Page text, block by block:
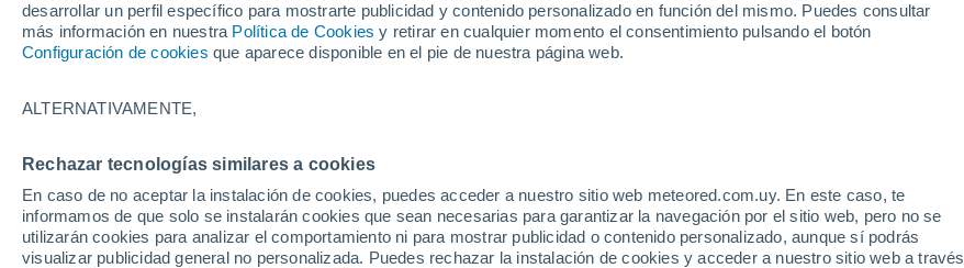
desarrollar un perfil específico para mostrarte publicidad y contenido personalizado en función del mismo. Puedes consultar
más información en nuestra Política de Cookies y retirar en cualquier momento el consentimiento pulsando el botón
Configuración de cookies que aparece disponible en el pie de nuestra página web.
ALTERNATIVAMENTE,
Rechazar tecnologías similares a cookies
En caso de no aceptar la instalación de cookies, puedes acceder a nuestro sitio web meteored.com.uy. En este caso, te
informamos de que solo se instalarán cookies que sean necesarias para garantizar la navegación por el sitio web, pero no se
utilizarán cookies para analizar el comportamiento ni para mostrar publicidad o contenido personalizado, aunque sí podrás
visualizar publicidad general no personalizada. Puedes rechazar la instalación de cookies y acceder a nuestro sitio web a través
Hoy, 6 agosto Todo el día Símbolo